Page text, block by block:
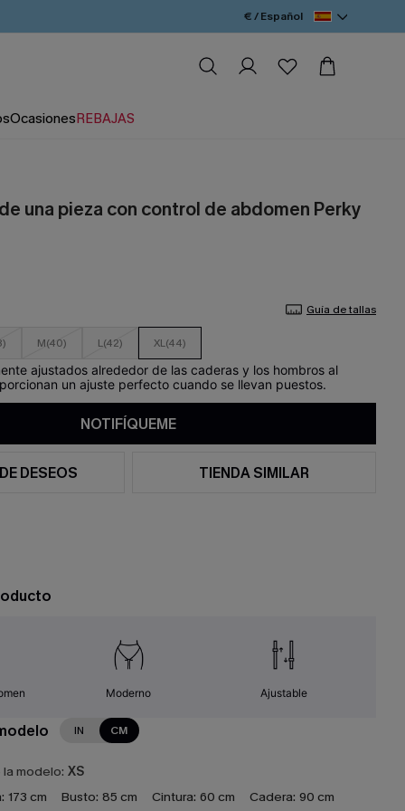
€ / Español
OcasionesREBAJAS
una pieza con control de abdomen Perky
Guía de tallas
M(40) L(42) XL(44)
ajustados alrededor de las caderas y los hombros al
un ajuste perfecto cuando se llevan puestos.
NOTIFÍQUEME
DESEOS TIENDA SIMILAR
Moderno Ajustable
IN CM
modelo: XS
173 cm Busto: 85 cm Cintura: 60 cm Cadera: 90 cm